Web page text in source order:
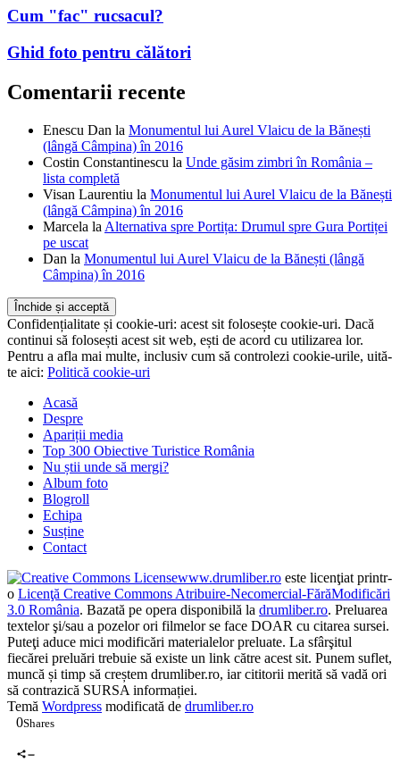
Cum "fac" rucsacul?
Ghid foto pentru călători
Comentarii recente
Enescu Dan la Monumentul lui Aurel Vlaicu de la Bănești
(lângă Câmpina) în 2016
Costin Constantinescu la Unde găsim zimbri în România –
lista completă
Visan Laurentiu la Monumentul lui Aurel Vlaicu de la Bănești
(lângă Câmpina) în 2016
Marcela laAlternativa spre Portița: Drumul spre Gura Portiței
pe uscat
Dan la Monumentul lui Aurel Vlaicu de la Bănești (lângă
Câmpina) în 2016
Confidențialitate și cookie-uri: acest sit folosește cookie-uri. Dacă
continui să folosești acest sit web, ești de acord cu utilizarea lor.
Pentru a afla mai multe, inclusiv cum să controlezi cookie-urile, uită-
te aici: Politică cookie-uri
Acasă
Despre
Apariții media
Top 300 Obiective Turistice România
Nu știi unde să mergi?
Album foto
Blogroll
Echipa
Susține
Contact
www.drumliber.ro este licenţiat printr-
o Licenţă Creative Commons Atribuire-Necomercial-FărăModificări
3.0 România. Bazată pe opera disponibilă la drumliber.ro. Preluarea
textelor şi/sau a pozelor ori filmelor se face DOAR cu citarea sursei.
Puteţi aduce mici modificări materialelor preluate. La sfârşitul
fiecărei preluări trebuie să existe un link către acest sit. Punem suflet,
muncă și timp să creștem drumliber.ro, iar cititorii merită să vadă ori
să contrazică SURSA informației.
Temă Wordpress modificată de drumliber.ro
0Shares